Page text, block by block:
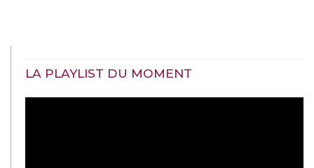
LA PLAYLIST DU MOMENT